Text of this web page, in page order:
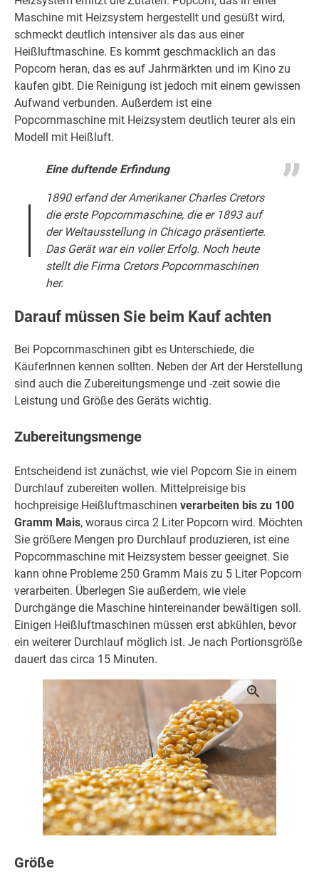
Maschine mit Heizsystem hergestellt und gesüßt wird,
schmeckt deutlich intensiver als das aus einer
Heißluftmaschine. Es kommt geschmacklich an das
Popcorn heran, das es auf Jahrmärkten und im Kino zu
kaufen gibt. Die Reinigung ist jedoch mit einem gewissen
Aufwand verbunden. Außerdem ist eine
Popcornmaschine mit Heizsystem deutlich teurer als ein
Modell mit Heißluft.
Eine duftende Erfindung
1890 erfand der Amerikaner Charles Cretors
die erste Popcornmaschine, die er 1893 auf
der Weltausstellung in Chicago präsentierte.
Das Gerät war ein voller Erfolg. Noch heute
stellt die Firma CretorsPopcornmaschinen
her.
Darauf müssen Sie beim Kauf achten
Bei Popcornmaschinen gibt es Unterschiede, die
KäuferInnen kennen sollten. Neben der Art der Herstellung
sind auch die Zubereitungsmenge und -zeit sowie die
Leistung und Größe des Geräts wichtig.
Zubereitungsmenge
Entscheidend ist zunächst, wie viel Popcorn Sie in einem
Durchlauf zubereiten wollen. Mittelpreisige bis
hochpreisige Heißluftmaschinen verarbeiten bis zu 100
Gramm Mais, woraus circa 2 Liter Popcorn wird. Möchten
Sie größere Mengen pro Durchlauf produzieren, ist eine
Popcornmaschine mit Heizsystem besser geeignet. Sie
kann ohne Probleme 250 Gramm Mais zu 5 Liter Popcorn
verarbeiten. Überlegen Sie außerdem, wie viele
Durchgänge die Maschine hintereinander bewältigen soll.
Einigen Heißluftmaschinen müssen erst abkühlen, bevor
ein weiterer Durchlauf möglich ist. Je nach Portionsgröße
dauert das circa 15 Minuten.
Größe